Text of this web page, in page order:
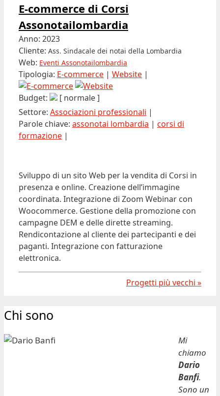
E-commerce di Corsi
Assonotailombardia
Anno: 2023
Cliente: Ass. Sindacale dei notai della Lombardia
Web: Eventi Assonotailombardia
Tipologia: E-commerce | Website |
Budget:
[ normale ]
Settore: Associazioni professionali |
Parole chiave: assonotai lombardia | corsi di
formazione |
Sviluppo di un sito Web per la vendita di Corsi in
presenza e online. Creazione dell’immagine
coordinata. Integrazione di Zoom Webinar con
Woocommerce. Gestione della promozione con
campagne DEM e delle dirette streaming.
Rendicontazione al cliente dei partecipanti e dei
paganti. Integrazione con fatturazione
elettronica.
Progetti più vecchi »
Chi sono
Mi
chiamo
Dario
Banfi.
Sono un